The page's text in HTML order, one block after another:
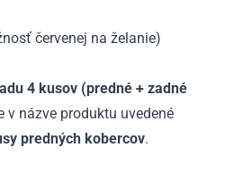
červenej na želanie)
4 kusov (predné + zadné
v názve produktu uvedené
predných kobercov.